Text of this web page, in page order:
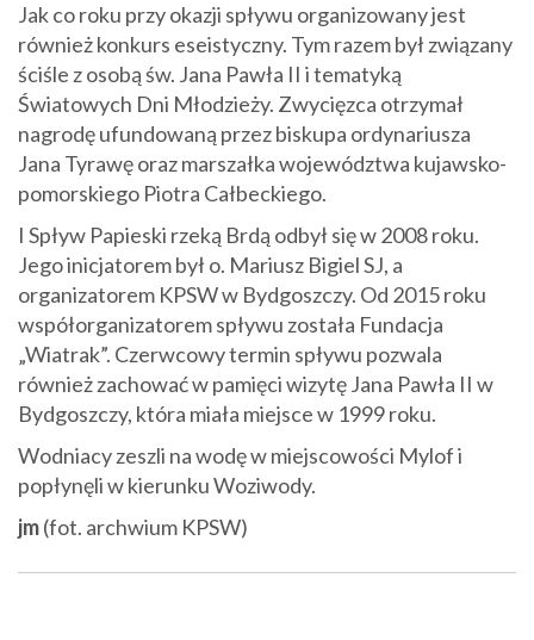
Jak co roku przy okazji spływu organizowany jest
również konkurs eseistyczny. Tym razem był związany
ściśle z osobą św. Jana Pawła II i tematyką
Światowych Dni Młodzieży. Zwycięzca otrzymał
nagrodę ufundowaną przez biskupa ordynariusza
Jana Tyrawę oraz marszałka województwa kujawsko-
pomorskiego Piotra Całbeckiego.
I Spływ Papieski rzeką Brdą odbył się w 2008 roku.
Jego inicjatorem był o. Mariusz Bigiel SJ, a
organizatorem KPSW w Bydgoszczy. Od 2015 roku
współorganizatorem spływu została Fundacja
„Wiatrak”. Czerwcowy termin spływu pozwala
również zachować w pamięci wizytę Jana Pawła II w
Bydgoszczy, która miała miejsce w 1999 roku.
Wodniacy zeszli na wodę w miejscowości Mylof i
popłynęli w kierunku Woziwody.
jm(fot. archwium KPSW)